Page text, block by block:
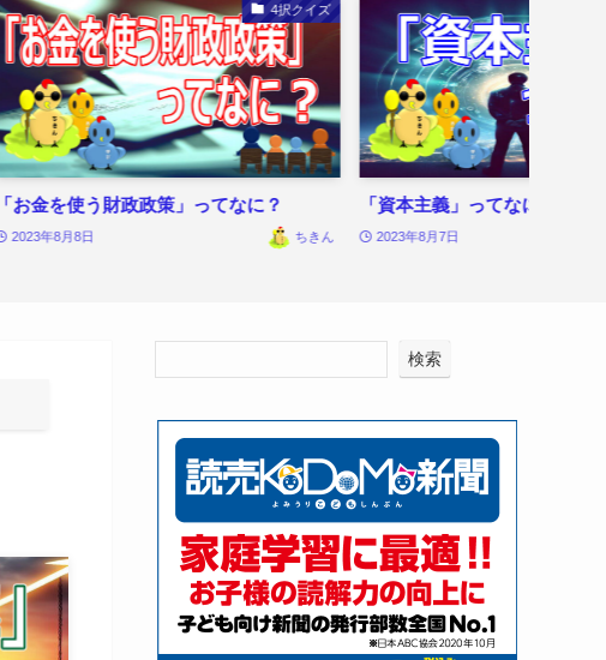
4択クイズ
「お金を使う財政政策」ってなに？
2023年8月8日 ちきん
「資本主義」ってなに？
2023年8月7日
検索